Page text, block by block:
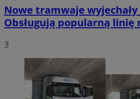
Nowe tramwaje
Obsługują popularną linię
3